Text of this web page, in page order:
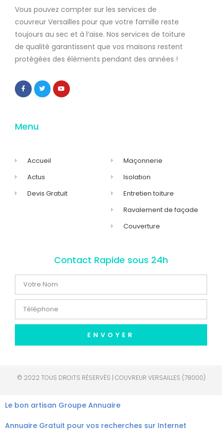
Vous pouvez compter sur les services de
couvreur Versailles pour que votre famille reste
toujours au sec et à l’aise. Nos services de toiture
de qualité garantissent que vos maisons restent
protégées des éléments pendant des années !
Menu
Accueil
Actus
Devis Gratuit
Maçonnerie
Isolation
Entretien toiture
Ravalement de façade
Couverture
Contact Rapide sous 24h
ENVOYER
© 2022 TOUS DROITS RÉSERVÉS | COUVREUR VERSAILLES (78000)
Le bon artisan Groupe Annuaire
Annuaire Gratuit pour vos recherches sur Internet